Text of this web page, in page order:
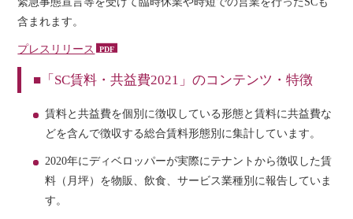
含まれます。
プレスリリース
■「SC賃料・共益費2021」のコンテンツ・特徴
賃料と共益費を個別に徴収している形態と賃料に共益費な
どを含んで徴収する総合賃料形態別に集計しています。
2020年にディベロッパーが実際にテナントから徴収した賃
料（月坪）を物販、飲食、サービス業種別に報告していま
す。